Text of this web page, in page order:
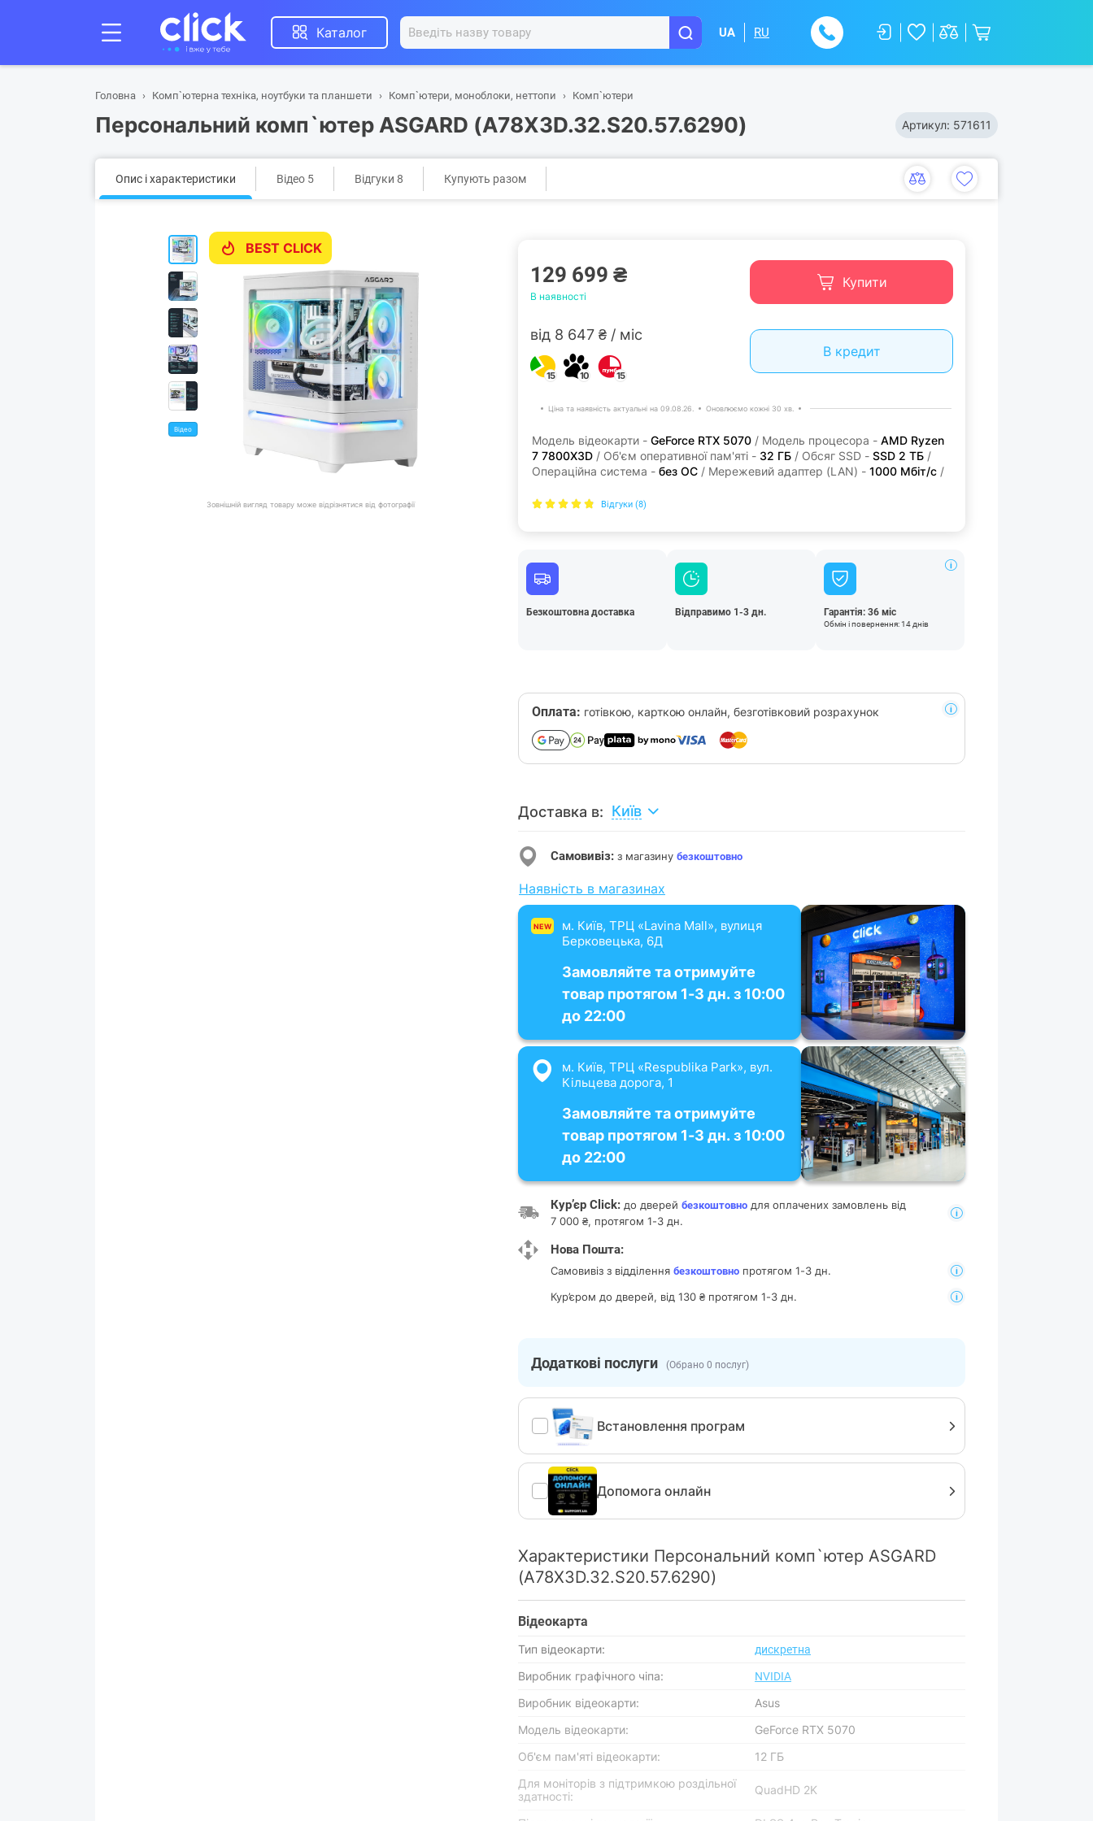
Каталог UA RU
Головна Комп`ютерна техніка, ноутбуки та планшети Комп`ютери, моноблоки, неттопи Комп`ютери
Персональний комп`ютер ASGARD (A78X3D.32.S20.57.6290) Артикул: 571611
Опис і характеристики Відео 5 Відгуки 8 Купують разом
Відео
BEST CLICK
Зовнішній вигляд товару може відрізнятися від фотографії
129 699 ₴
В наявності
Купити
від 8 647 ₴ / міс
15 10 15
В кредит
Ціна та наявність актуальні на 09.08.26. Оновлюємо кожні 30 хв.
Модель відеокарти - GeForce RTX 5070 / Модель процесора - AMD Ryzen
7 7800X3D / Об'єм оперативної пам'яті - 32 ГБ / Обсяг SSD - SSD 2 ТБ /
Операційна система - без ОС / Мережевий адаптер (LAN) - 1000 Мбіт/с /
Відгуки (8)
Безкоштовна доставка Відправимо 1-3 дн. Гарантія: 36 міс
Обмін і повернення: 14 днів
Оплата: готівкою, карткою онлайн, безготівковий розрахунок
Доставка в: Київ
Самовивіз: з магазину безкоштовно
Наявність в магазинах
NEW
м. Київ, ТРЦ «Lavina Mall», вулиця
Берковецька, 6Д
Замовляйте та отримуйте
товар протягом 1-3 дн. з 10:00
до 22:00
м. Київ, ТРЦ «Respublika Park», вул.
Кільцева дорога, 1
Замовляйте та отримуйте
товар протягом 1-3 дн. з 10:00
до 22:00
Кур’єр Click: до дверей безкоштовно для оплачених замовлень від
7 000 ₴, протягом 1-3 дн.
Нова Пошта:
Самовивіз з відділення безкоштовно протягом 1-3 дн.
Кур’єром до дверей, від 130 ₴ протягом 1-3 дн.
Додаткові послуги (Обрано 0 послуг)
Встановлення програм
Допомога онлайн
Характеристики Персональний комп`ютер ASGARD
(A78X3D.32.S20.57.6290)
Відеокарта
Тип відеокарти: дискретна
Виробник графічного чіпа: NVIDIA
Виробник відеокарти:
Asus
Модель відеокарти:
GeForce RTX 5070
Об'єм пам'яті відеокарти:
12 ГБ
Для моніторів з підтримкою роздільної
здатності:
QuadHD 2K